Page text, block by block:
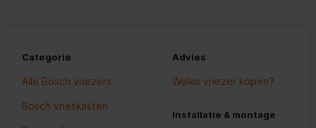
Categorie
Alle Bosch vriezers
Bosch vrieskasten
Advies
Welke vriezer kopen?
Installatie & montage